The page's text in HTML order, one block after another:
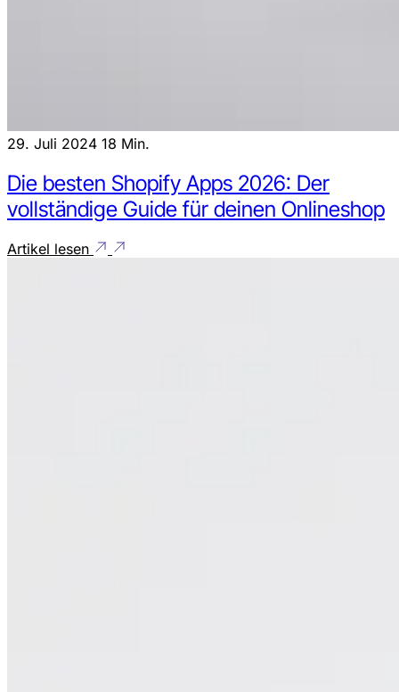
29. Juli 2024 18 Min.
Die besten Shopify Apps 2026: Der
vollständige Guide für deinen Onlineshop
Artikel lesen